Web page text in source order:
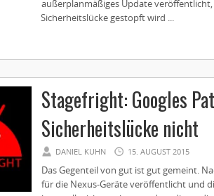
außerplanmäßiges Update
Sicherheitslücke gestopft wird ...
Stagefright: Googles
Sicherheitslücke nicht
DANIEL KUHN 15. AUGUST 2015
Das Gegenteil von gut ist gut gemeint.
für die Nexus-Geräte veröffentlicht und